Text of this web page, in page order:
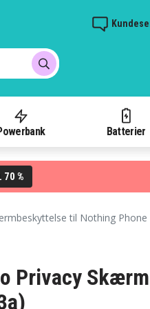
Batterier
70 %
til Nothing Phone
Privacy